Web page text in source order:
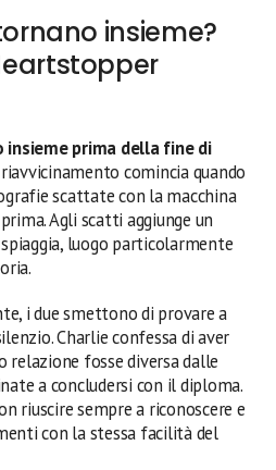
insieme?
insieme prima della fine di
comincia quando
scattate con la macchina
Agli scatti aggiunge un
luogo particolarmente
i due smettono di provare a
Charlie confessa di aver
relazione fosse diversa dalle
a concludersi con il diploma.
riuscire sempre a riconoscere e
con la stessa facilità del